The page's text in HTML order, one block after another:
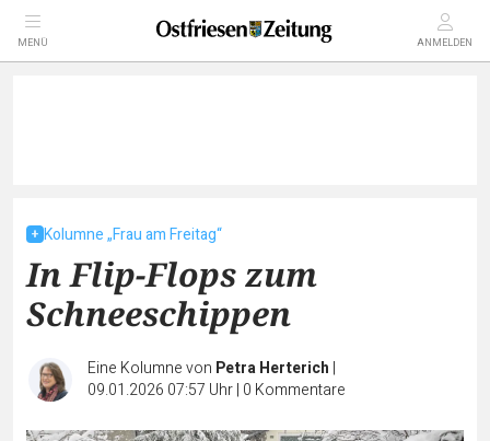
MENÜ ANMELDEN
Kolumne „Frau am Freitag“
In Flip-Flops zum
Schneeschippen
Eine Kolumne von Petra Herterich |
09.01.2026 07:57 Uhr| 0 Kommentare